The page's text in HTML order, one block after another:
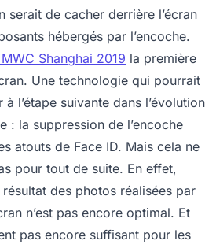
serait de cacher derrière l’écran
hébergés par l’encoche.
Shanghai 2019 la première
Une technologie qui pourrait
l’étape suivante dans l’évolution
: la suppression de l’encoche
atouts de Face ID. Mais cela ne
pour tout de suite. En effet,
des photos réalisées par
n’est pas encore optimal. Et
pas encore suffisant pour les